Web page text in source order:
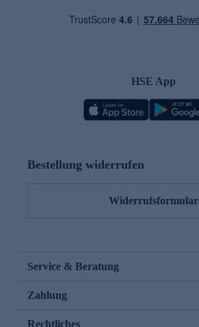
HSE App
Bestellung widerrufen
Widerrufsformular
Service & Beratung
Zahlung
Rechtliches